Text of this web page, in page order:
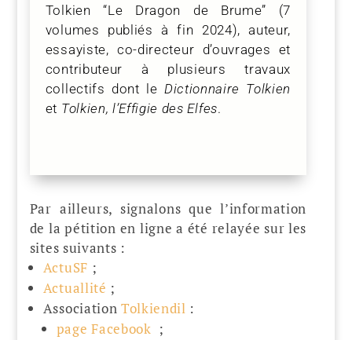
Tolkien “Le Dragon de Brume” (7
volumes publiés à fin 2024), auteur,
essayiste, co-directeur d’ouvrages et
contributeur à plusieurs travaux
collectifs dont le Dictionnaire Tolkien
et Tolkien, l’Effigie des Elfes.
Par ailleurs, signalons que l’information
de la pétition en ligne a été relayée sur les
sites suivants :
ActuSF ;
Actuallité ;
Association Tolkiendil :
page Facebook ;